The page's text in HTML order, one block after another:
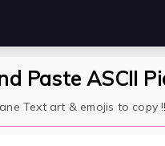
Paste ASCII
Text art & emojis to copy